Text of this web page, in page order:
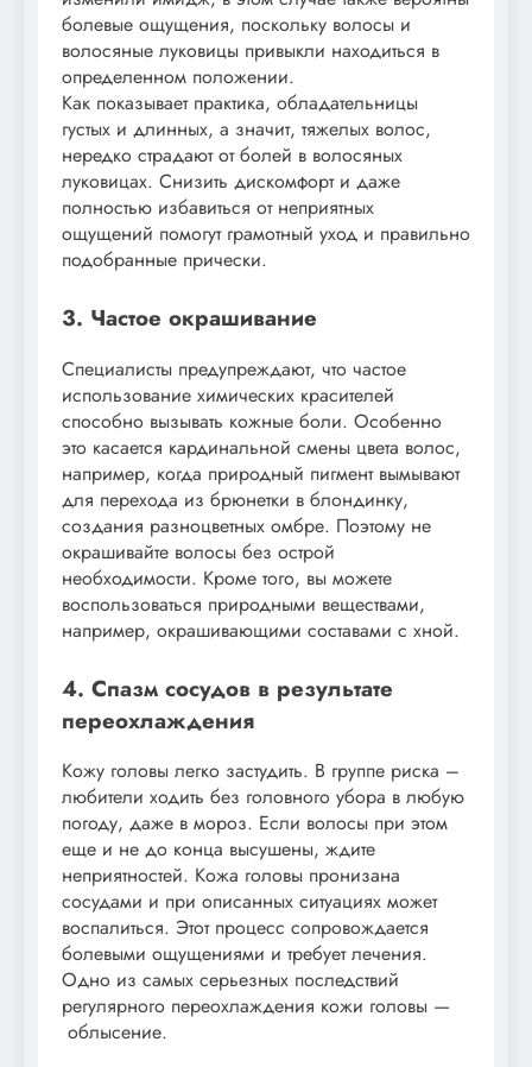
болевые ощущения, поскольку волосы и
волосяные луковицы привыкли находиться в
определенном положении.
Как показывает практика, обладательницы
густых и длинных, а значит, тяжелых волос,
нередко страдают от болей в волосяных
луковицах. Снизить дискомфорт и даже
полностью избавиться от неприятных
ощущений помогут грамотный уход и правильно
подобранные прически.
3. Частое окрашивание
Специалисты предупреждают, что частое
использование химических красителей
способно вызывать кожные боли. Особенно
это касается кардинальной смены цвета волос,
например, когда природный пигмент вымывают
для перехода из брюнетки в блондинку,
создания разноцветных омбре. Поэтому не
окрашивайте волосы без острой
необходимости. Кроме того, вы можете
воспользоваться природными веществами,
например, окрашивающими составами с хной.
4. Спазм сосудов в результате
переохлаждения
Кожу головы легко застудить. В группе риска –
любители ходить без головного убора в любую
погоду, даже в мороз. Если волосы при этом
еще и не до конца высушены, ждите
неприятностей. Кожа головы пронизана
сосудами и при описанных ситуациях может
воспалиться. Этот процесс сопровождается
болевыми ощущениями и требует лечения.
Одно из самых серьезных последствий
регулярного переохлаждения кожи головы —
облысение.